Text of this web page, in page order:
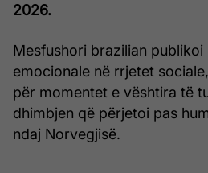
2026.
Mesfushori brazilian
emocionale në rrjetet
për momentet e vështira të
dhimbjen që përjetoi pas
ndaj Norvegjisë.